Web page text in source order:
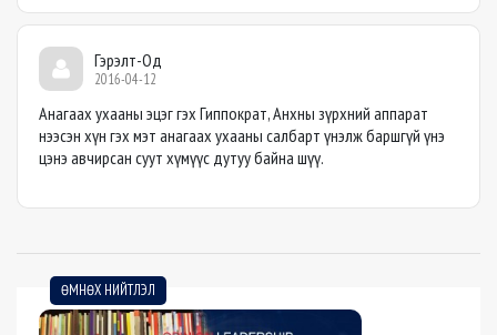
Гэрэлт-Од
2016-04-12
Анагаах ухааны эцэг гэх Гиппократ, Анхны зүрхний аппарат
нээсэн хүн гэх мэт анагаах ухааны салбарт үнэлж баршгүй үнэ
цэнэ авчирсан суут хүмүүс дутуу байна шүү.
ӨМНӨХ НИЙТЛЭЛ